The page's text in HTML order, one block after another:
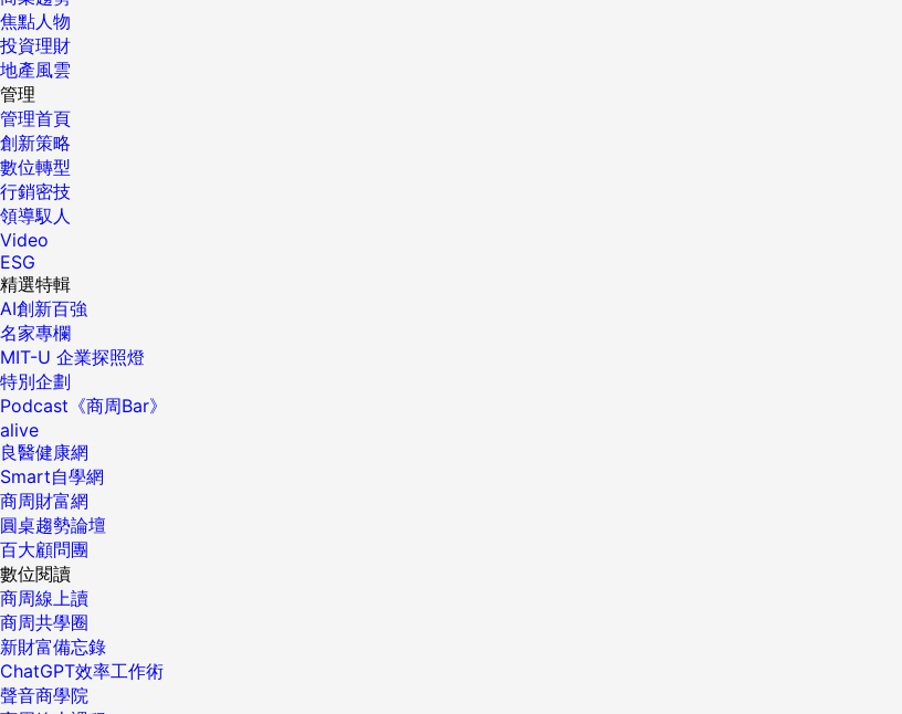
焦點人物
投資理財
地產風雲
管理
管理首頁
創新策略
數位轉型
行銷密技
領導馭人
Video
ESG
精選特輯
AI創新百強
名家專欄
MIT-U 企業探照燈
特別企劃
Podcast《商周Bar》
alive
良醫健康網
Smart自學網
商周財富網
圓桌趨勢論壇
百大顧問團
數位閱讀
商周線上讀
商周共學圈
新財富備忘錄
ChatGPT效率工作術
聲音商學院